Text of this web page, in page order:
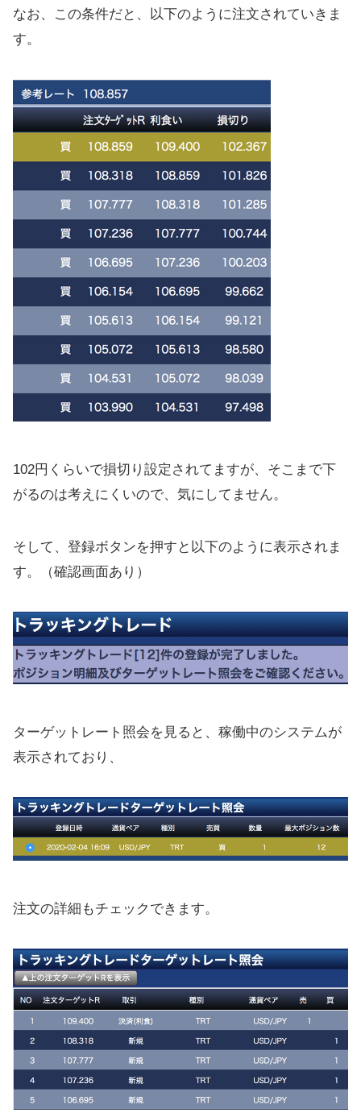
なお、この条件だと、以下のように注文されていきま
す。
102円くらいで損切り設定されてますが、そこまで下
がるのは考えにくいので、気にしてません。
そして、登録ボタンを押すと以下のように表示されま
す。（確認画面あり）
ターゲットレート照会を見ると、稼働中のシステムが
表示されており、
注文の詳細もチェックできます。